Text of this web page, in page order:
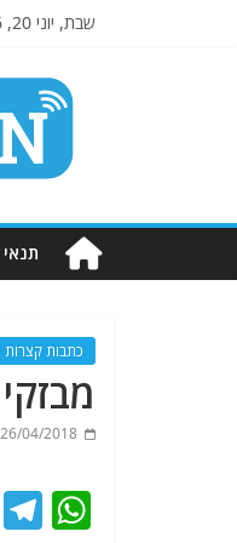
שבת, יוני 20, 2026
מודיעין
מהמקורות
כתבות קצרות
מבזקי
26/04/2018
W